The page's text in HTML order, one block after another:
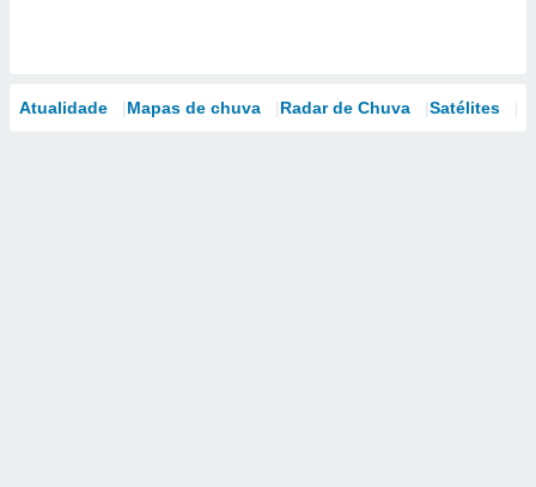
Atualidade Mapas de chuva Radar de Chuva Satélites